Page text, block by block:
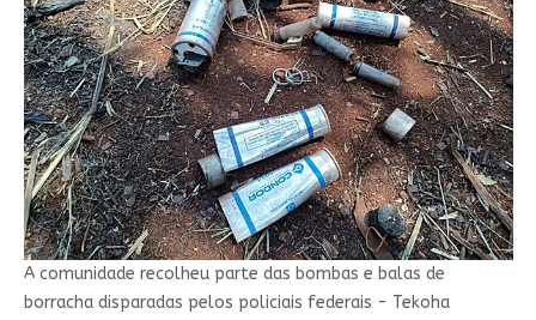
A comunidade recolheu parte das bombas e balas de
borracha disparadas pelos policiais federais - Tekoha